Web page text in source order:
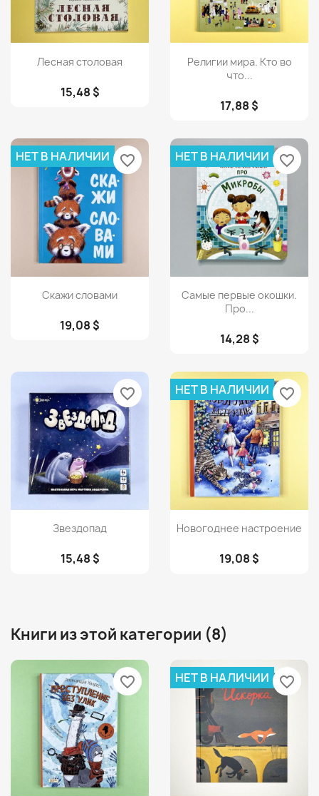
Просмотр
Лесная столовая
15,48 $
Просмотр
Религии мира. Кто во
что...
17,88 $
Просмотр
Скажи словами
19,08 $
НЕТ В НАЛИЧИИ favorite_border
 Просмотр
Самые первые окошки.
Про...
14,28 $
НЕТ В НАЛИЧИИ favorite_border
Просмотр
Звездопад
15,48 $
favorite_border
Просмотр
Новогоднее настроение
19,08 $
НЕТ В НАЛИЧИИ favorite_border
Книги из этой категории (8)
favorite_border НЕТ В НАЛИЧИИ favorite_border